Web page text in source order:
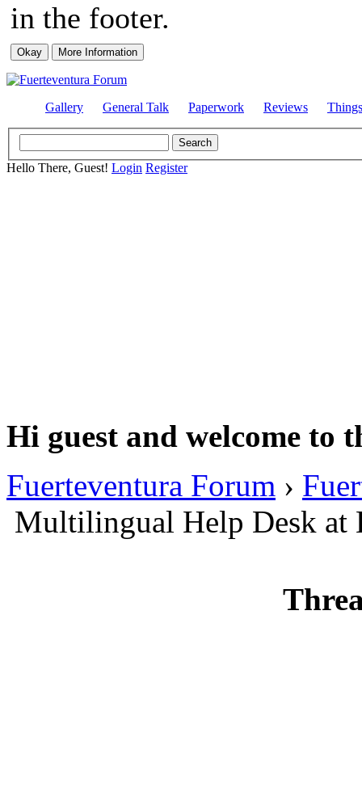
in the footer.
Gallery General Talk Paperwork Reviews
Hello There, Guest! Login Register
Hi guest and welcome to
Fuerteventura Forum ›
Multilingual Help Desk at